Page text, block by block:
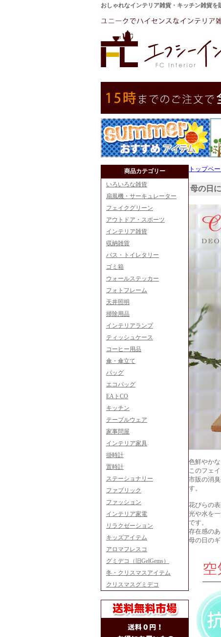
おしゃれなインテリア雑貨・キッチン雑貨を
商品カテゴリー
いろいろな雑貨
扇風機・サーキュレーター
フェイクグリーン
アウトドア・スポーツ
インテリア雑貨
収納雑貨
バス・トイレタリー
ゴミ箱
ウォールステッカー
フォトフレーム
天井照明
掃除用品
インテリアランプ
ティッシュケース
コーヒー用品
傘・傘立て
バッグ
エコバッグ
EAトCO
キッチン
テーブルウェア
家事問屋
インテリア家具
掛時計
置時計
ステーショナリー
ファブリック
ファッション
インテリア家電
リラクゼーション
キッズアイテム
アロマフレスコ
グミデコ（旧GelGems）
冬・クリスマスアイテム
クリスマスグミデコ
トップペ
母の日
色鮮やか
このフェ
市販の消
す。
花びらの
光や水を
です。
存在感の
母の日の